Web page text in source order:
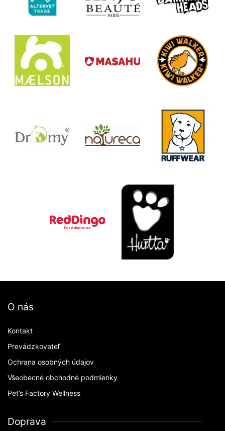
O nás
Kontakt
Prevádzkovateľ
Ochrana osobných údajov
Všeobecné obchodné podmienky
Pet’s Factory Wellness
Doprava